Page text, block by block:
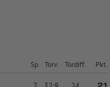
Sp. Torv. Tordiff. Pkt.